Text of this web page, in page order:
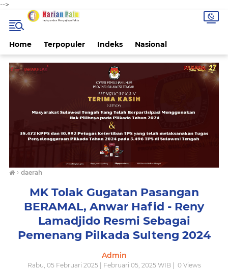
-->
Home Terpopuler Indeks Nasional
› daerah
MK Tolak Gugatan Pasangan
BERAMAL, Anwar Hafid - Reny
Lamadjido Resmi Sebagai
Pemenang Pilkada Sulteng 2024
Admin
Rabu, 05 Februari 2025 | Februari 05, 2025 WIB | 0Views